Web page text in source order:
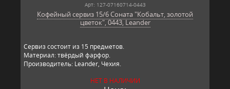
Арт: 127-07160714-0443
Кофейный сервиз 15/6 Соната "Кобальт, золотой
цветок", 0443, Leander
Сервиз состоит из 15 предметов.
Материал: твёрдый фарфор.
Производитель: Leander, Чехия.
НЕТ В НАЛИЧИИ